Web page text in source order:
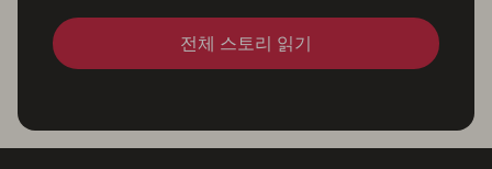
전체 스토리 읽기